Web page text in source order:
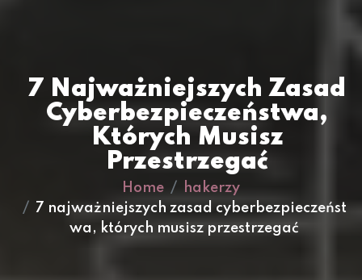
7 Najważniejszych Zasad
Cyberbezpieczeństwa,
Których Musisz
Przestrzegać
Home
hakerzy
7 najważniejszych zasad cyberbezpieczeńst
wa, których musisz przestrzegać